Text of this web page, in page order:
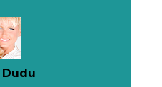
Dudu